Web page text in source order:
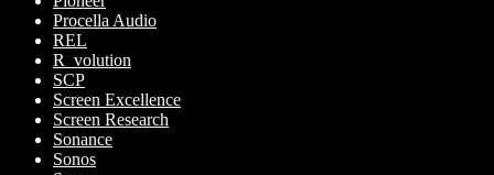
Procella Audio
REL
R_volution
SCP
Screen Excellence
Screen Research
Sonance
Sonos